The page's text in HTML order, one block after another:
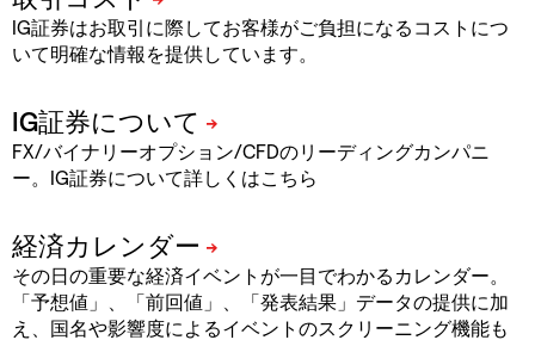
IG証券はお取引に際してお客様がご負担になるコストにつ
いて明確な情報を提供しています。
FX/バイナリーオプション/CFDのリーディングカンパニ
ー。IG証券について詳しくはこちら
その日の重要な経済イベントが一目でわかるカレンダー。
「予想値」、「前回値」、「発表結果」データの提供に加
え、国名や影響度によるイベントのスクリーニング機能も